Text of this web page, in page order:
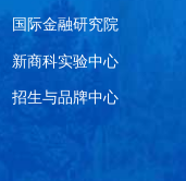
国际金融研究院
新商科实验中心
招生与品牌中心